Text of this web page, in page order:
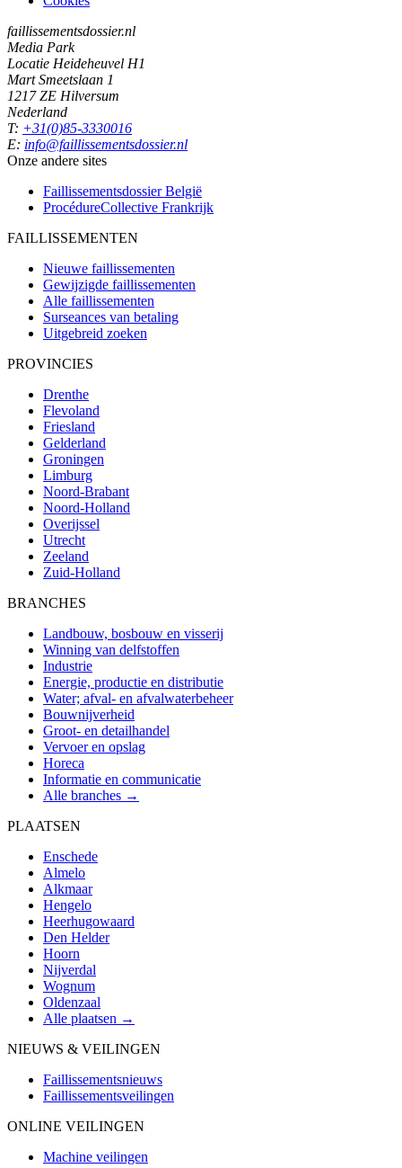
faillissementsdossier.nl
Media Park
Locatie Heideheuvel H1
Mart Smeetslaan 1
1217 ZE Hilversum
Nederland
T: +31(0)85-3330016
E: info@faillissementsdossier.nl
Onze andere sites
Faillissementsdossier België
ProcédureCollective Frankrijk
FAILLISSEMENTEN
Nieuwe faillissementen
Gewijzigde faillissementen
Alle faillissementen
Surseances van betaling
Uitgebreid zoeken
PROVINCIES
Drenthe
Flevoland
Friesland
Gelderland
Groningen
Limburg
Noord-Brabant
Noord-Holland
Overijssel
Utrecht
Zeeland
Zuid-Holland
BRANCHES
Landbouw, bosbouw en visserij
Winning van delfstoffen
Industrie
Energie, productie en distributie
Water; afval- en afvalwaterbeheer
Bouwnijverheid
Groot- en detailhandel
Vervoer en opslag
Horeca
Informatie en communicatie
Alle branches →
PLAATSEN
Enschede
Almelo
Alkmaar
Hengelo
Heerhugowaard
Den Helder
Hoorn
Nijverdal
Wognum
Oldenzaal
Alle plaatsen →
NIEUWS & VEILINGEN
Faillissementsnieuws
Faillissementsveilingen
ONLINE VEILINGEN
Machine veilingen